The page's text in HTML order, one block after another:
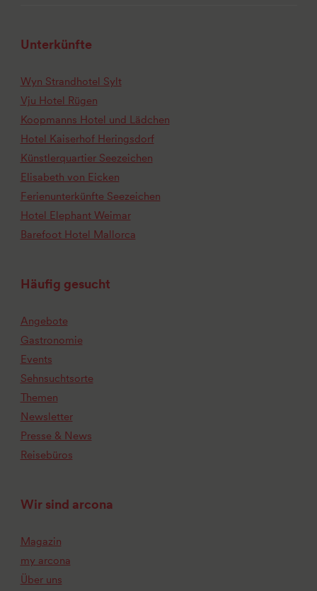
Unterkünfte
Wyn Strandhotel Sylt
Vju Hotel Rügen
Koopmanns Hotel und Lädchen
Hotel Kaiserhof Heringsdorf
Künstlerquartier Seezeichen
Elisabeth von Eicken
Ferienunterkünfte Seezeichen
Hotel Elephant Weimar
Barefoot Hotel Mallorca
Häufig gesucht
Angebote
Gastronomie
Events
Sehnsuchtsorte
Themen
Newsletter
Presse & News
Reisebüros
Wir sind arcona
Magazin
my arcona
Über uns